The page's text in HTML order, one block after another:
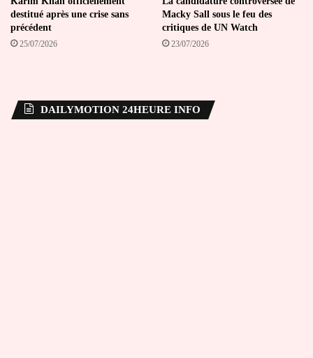
destitué après une crise sans
précédent
25/07/2026
Macky Sall sous le feu des
critiques de UN Watch
23/07/2026
DAILYMOTION 24HEURE INFO